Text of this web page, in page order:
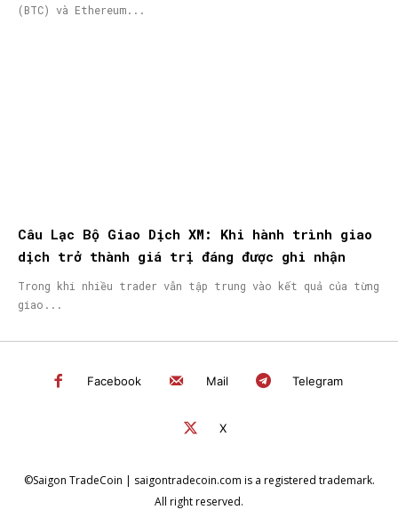
(BTC) và Ethereum...
Câu Lạc Bộ Giao Dịch XM: Khi hành trình giao
dịch trở thành giá trị đáng được ghi nhận
Trong khi nhiều trader vẫn tập trung vào kết quả của từng
giao...
Facebook Mail Telegram
X
©Saigon TradeCoin | saigontradecoin.com is a registered trademark.
All right reserved.